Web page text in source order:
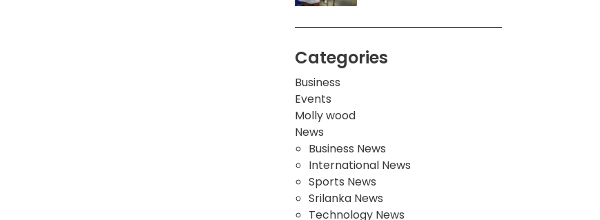
Categories
Business
Events
Molly wood
News
Business News
International News
Sports News
Srilanka News
Technology News